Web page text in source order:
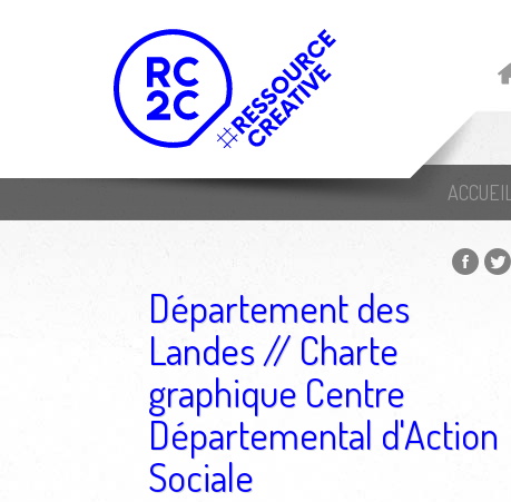
ACCUEIL
Département des
Landes // Charte
graphique Centre
Départemental d'Action
Sociale